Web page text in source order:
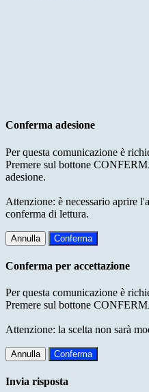
Conferma adesione
Per questa comunicazione è
Premere sul bottone
adesione.
Attenzione: è necessario aprire
conferma di lettura.
Annulla Conferma
Conferma per accettazione
Per questa comunicazione è
Premere sul bottone
Attenzione: la scelta non sarà
Annulla Conferma
Invia risposta